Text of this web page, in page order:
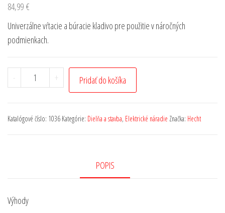
84,99 €
Univerzálne vŕtacie a búracie kladivo pre použitie v náročných
podmienkach.
- + Pridať do košíka
Katalógové číslo: 1036 Kategórie: Dielňa a stavba, Elektrické náradie Značka: Hecht
POPIS
Výhody